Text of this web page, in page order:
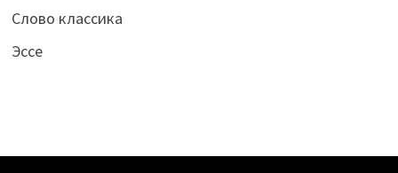
Слово классика
Эссе